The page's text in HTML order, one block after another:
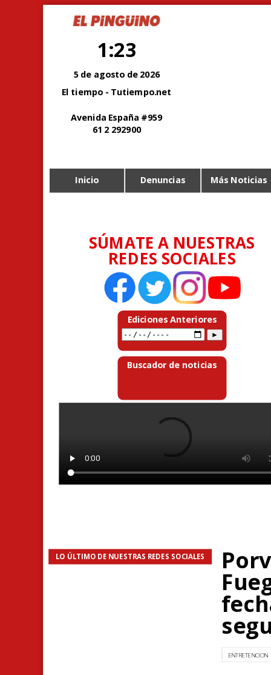
1:23
5 de agosto de 2026
El tiempo - Tutiempo.net
Avenida España #959
61 2 292900
Inicio Denuncias Más Noticias
SÚMATE A NUESTRAS
REDES SOCIALES
Ediciones Anteriores
Buscador de noticias
LO ÚLTIMO DE NUESTRAS REDES SOCIALES
ENTRETENCION